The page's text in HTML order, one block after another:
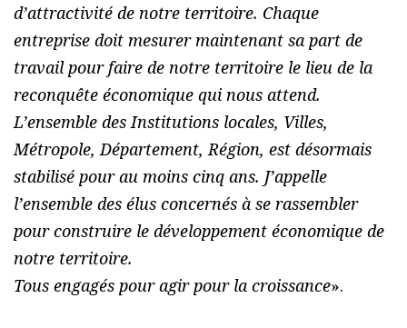
d’attractivité de notre territoire. Chaque
entreprise doit mesurer maintenant sa part de
travail pour faire de notre territoire le lieu de la
reconquête économique qui nous attend.
L’ensemble des Institutions locales, Villes,
Métropole, Département, Région, est désormais
stabilisé pour au moins cinq ans. J’appelle
l’ensemble des élus concernés à se rassembler
pour construire le développement économique de
notre territoire.
Tous engagés pour agir pour la croissance».